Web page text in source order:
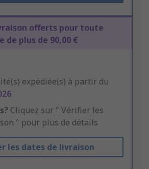
offerts pour toute
de plus de 90,00 €
expédiée(s) à partir du
Cliquez sur " Vérifier les
" pour plus de détails
les dates de livraison